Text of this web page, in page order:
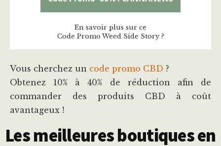
En savoir plus sur ce
Code Promo Weed Side Story ?
Vous cherchez un code promo CBD ?
Obtenez 10% à 40% de réduction afin de
commander des produits CBD à coût
avantageux !
Les meilleures boutiques en